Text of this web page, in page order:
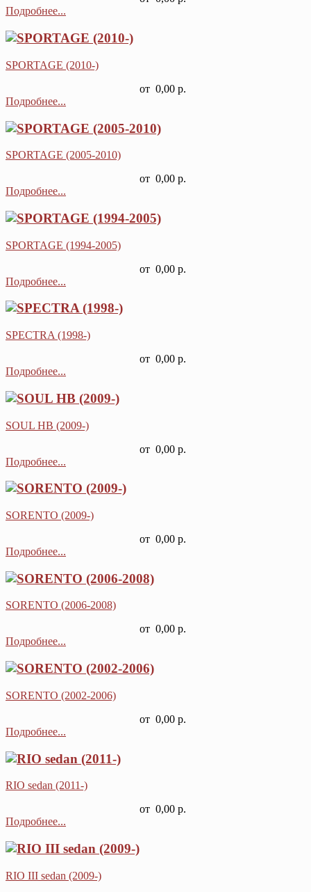
Подробнее...
SPORTAGE (2010-)
от 0,00 р.
Подробнее...
SPORTAGE (2005-2010)
от 0,00 р.
Подробнее...
SPORTAGE (1994-2005)
от 0,00 р.
Подробнее...
SPECTRA (1998-)
от 0,00 р.
Подробнее...
SOUL HB (2009-)
от 0,00 р.
Подробнее...
SORENTO (2009-)
от 0,00 р.
Подробнее...
SORENTO (2006-2008)
от 0,00 р.
Подробнее...
SORENTO (2002-2006)
от 0,00 р.
Подробнее...
RIO sedan (2011-)
от 0,00 р.
Подробнее...
RIO III sedan (2009-)